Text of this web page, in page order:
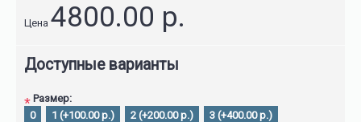
Цена 4800.00 р.
Доступные варианты
* Размер:
0
1 (+100.00 р.) 2 (+200.00 р.)
3 (+400.00 р.)